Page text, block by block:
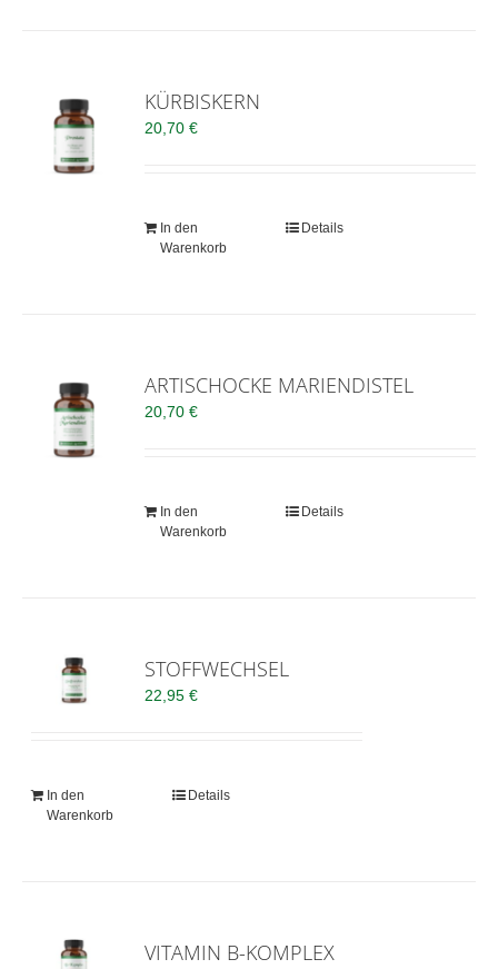
KÜRBISKERN
20,70€
In den
Warenkorb
Details
ARTISCHOCKE MARIENDISTEL
20,70€
In den
Warenkorb
Details
STOFFWECHSEL
22,95€
In den
Warenkorb
Details
VITAMIN B-KOMPLEX